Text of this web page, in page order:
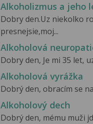
Alkoholizmus a jeho
Dobry den.Uz niekolko
presnejsie,moj...
Alkoholová
Dobry den, Je mi 35 let,
Alkoholová vyrážka
Dobrý den, obracím se
Alkoholový dech
Dobrý den, mému muži